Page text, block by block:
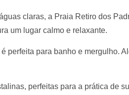
claras, a Praia Retiro dos
um lugar calmo e relaxante.
perfeita para banho e mergulho.
perfeitas para a prática de